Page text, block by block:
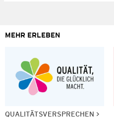
MEHR ERLEBEN
QUALITÄTSVERSPRECHEN